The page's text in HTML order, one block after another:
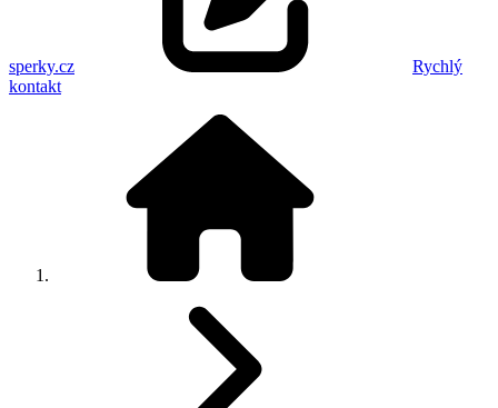
sperky.cz
Rychlý
kontakt